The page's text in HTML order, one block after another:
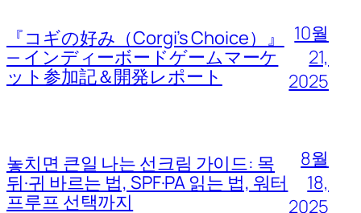
『コギの好み（Corgi’s Choice）』
— インディーボードゲームマーケ
ット参加記＆開発レポート
10월
21,
2025
놓치면 큰일 나는 선크림 가이드: 목
뒤·귀 바르는 법, SPF·PA 읽는 법, 워터
프루프 선택까지
8월
18,
2025